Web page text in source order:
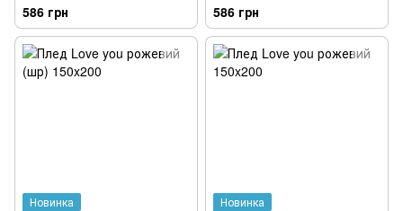
586 грн 586 грн
Новинка Новинка